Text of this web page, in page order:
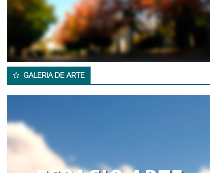
GALERIA DE ARTE